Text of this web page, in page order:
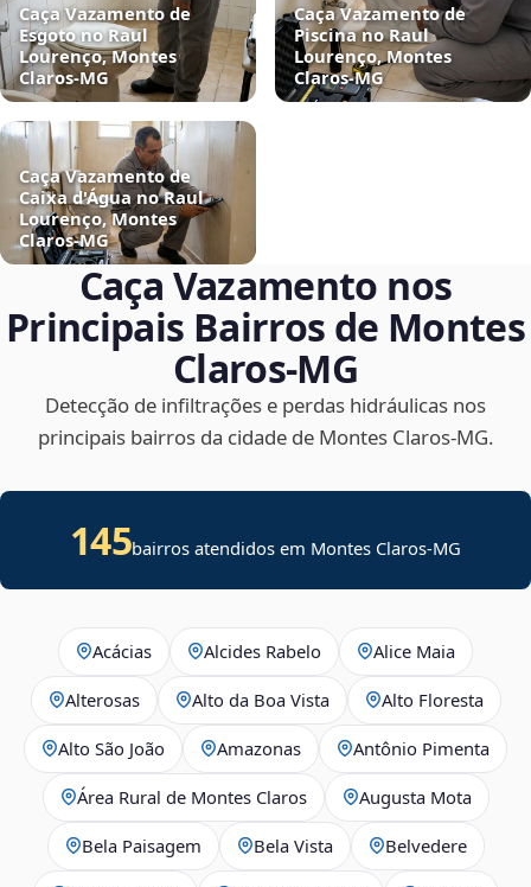
Caça Vazamento de
Esgoto no Raul
Lourenço, Montes
Claros‑MG
Caça Vazamento de
Piscina no Raul
Lourenço, Montes
Claros‑MG
Caça Vazamento de
Caixa d'Água no Raul
Lourenço, Montes
Claros‑MG
Caça Vazamento nos
Principais Bairros de Montes
Claros‑MG
Detecção de infiltrações e perdas hidráulicas nos
principais bairros da cidade de Montes Claros‑MG.
145bairros atendidos em Montes Claros-MG
Acácias Alcides Rabelo Alice Maia
Alterosas Alto da Boa Vista Alto Floresta
Alto São João Amazonas Antônio Pimenta
Área Rural de Montes Claros Augusta Mota
Bela Paisagem Bela Vista Belvedere